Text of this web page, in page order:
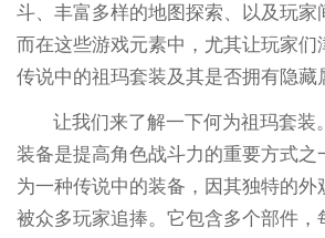
斗、丰富多样的地图探索、以及玩家
而在这些游戏元素中，尤其让玩家们
传说中的祖玛套装及其是否拥有隐藏
让我们来了解一下何为祖玛套装
装备是提高角色战斗力的重要方式之
为一种传说中的装备，因其独特的外
被众多玩家追捧。它包含多个部件，